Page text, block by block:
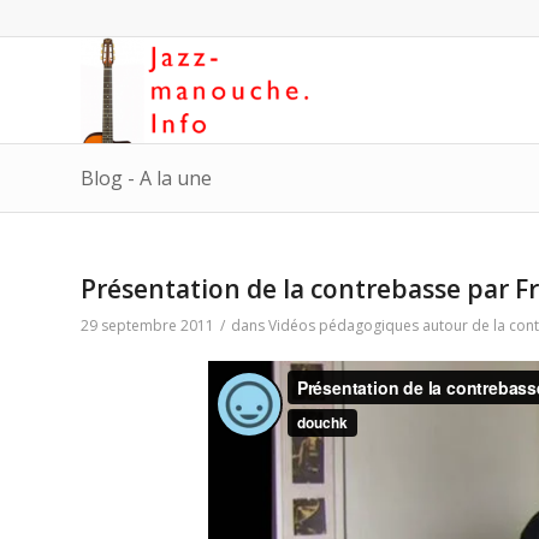
Blog - A la une
Présentation de la contrebasse par
29 septembre 2011 / dansVidéos pédagogiques autour de la